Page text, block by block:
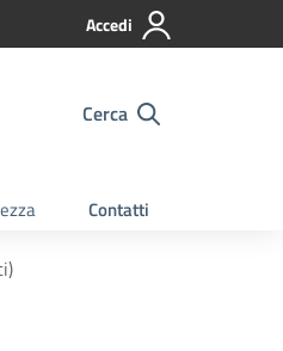
Accedi
Cerca
Contatti